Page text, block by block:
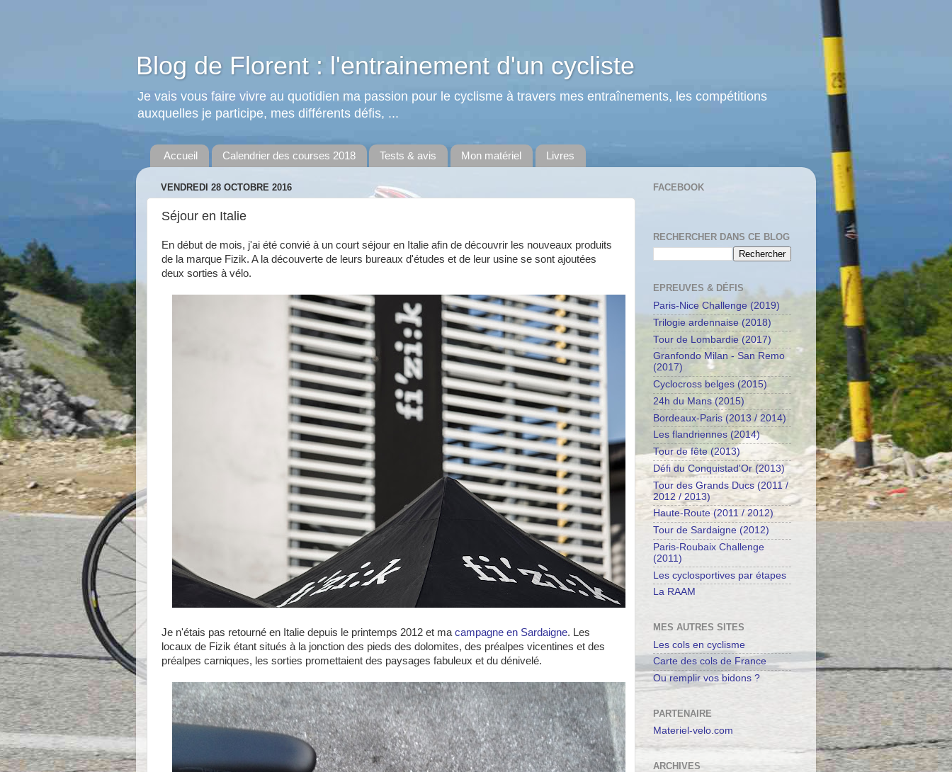
Blog de Florent : l'entrainement d'un cycliste
Je vais vous faire vivre au quotidien ma passion pour le cyclisme à travers mes entraînements, les compétitions
auxquelles je participe, mes différents défis, ...
Accueil Calendrier des courses 2018 Tests & avis Mon matériel Livres
VENDREDI 28 OCTOBRE 2016
Séjour en Italie
En début de mois, j'ai été convié à un court séjour en Italie afin de découvrir les nouveaux produits
de la marque Fizik. A la découverte de leurs bureaux d'études et de leur usine se sont ajoutées
deux sorties à vélo.
Je n'étais pas retourné en Italie depuis le printemps 2012 et ma campagne en Sardaigne. Les
locaux de Fizik étant situés à la jonction des pieds des dolomites, des préalpes vicentines et des
préalpes carniques, les sorties promettaient des paysages fabuleux et du dénivelé.
FACEBOOK
RECHERCHER DANS CE BLOG
EPREUVES & DÉFIS
Paris-Nice Challenge (2019)
Trilogie ardennaise (2018)
Tour de Lombardie (2017)
Granfondo Milan - San Remo
(2017)
Cyclocross belges (2015)
24h du Mans (2015)
Bordeaux-Paris (2013 / 2014)
Les flandriennes (2014)
Tour de fête (2013)
Défi du Conquistad'Or (2013)
Tour des Grands Ducs (2011 /
2012 / 2013)
Haute-Route (2011 / 2012)
Tour de Sardaigne (2012)
Paris-Roubaix Challenge
(2011)
Les cyclosportives par étapes
La RAAM
MES AUTRES SITES
Les cols en cyclisme
Carte des cols de France
Ou remplir vos bidons ?
PARTENAIRE
Materiel-velo.com
ARCHIVES